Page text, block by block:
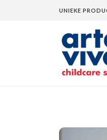
UNIEKE
Home»Shop